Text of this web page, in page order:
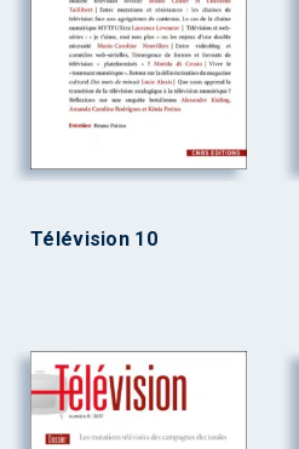
Télévision 10